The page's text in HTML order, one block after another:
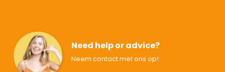
Need help or advice?
Neem contact met ons op!